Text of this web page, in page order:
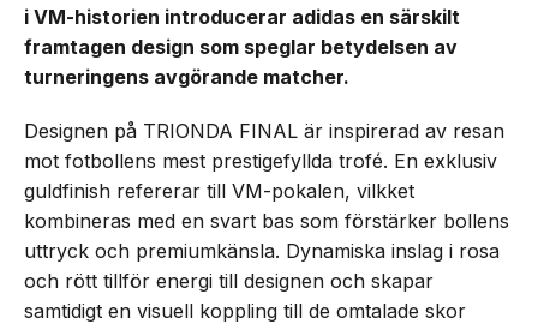
i VM-historien introducerar adidas en särskilt
framtagen design som speglar betydelsen av
turneringens avgörande matcher.
Designen på TRIONDA FINAL är inspirerad av resan
mot fotbollens mest prestigefyllda trofé. En exklusiv
guldfinish refererar till VM-pokalen, vilkket
kombineras med en svart bas som förstärker bollens
uttryck och premiumkänsla. Dynamiska inslag i rosa
och rött tillför energi till designen och skapar
samtidigt en visuell koppling till de omtalade skor